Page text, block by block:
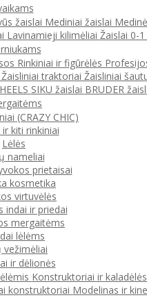
žaislai Mediniai žaislai
Lavinamieji kilimėliai Žaislai 0-
Rinkiniai ir figūrėlės
Žaisliniai traktoriai Žaisliniai
SIKU žaislai BRUDER
(CRAZY CHIC)
ir kiti rinkiniai
Lėlės
nameliai
prietaisai
kosmetika
virtuvėlės
indai ir priedai
mergaitėms
lėlėms
vežimėliai
ir dėlionės
Konstruktoriai ir
konstruktoriai Modelinas ir